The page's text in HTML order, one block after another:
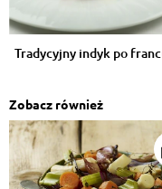
Tradycyjny indyk po
Zobacz również